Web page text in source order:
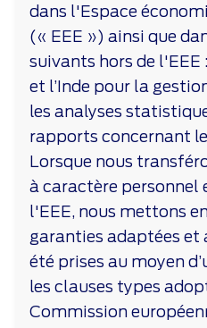
dans l'Espace
(« EEE ») ainsi que
suivants hors de
et l’Inde pour la
les analyses
rapports concernant
Lorsque nous
à caractère personnel
l'EEE, nous mettons
garanties adaptées et
été prises au moyen
les clauses types
Commission